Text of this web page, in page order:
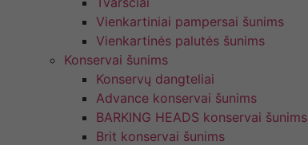
Vienkartiniai pampersai šunims
Vienkartinės palutės šunims
Konservai šunims
Konservų dangteliai
Advance konservai šunims
BARKING HEADS konservai šunims
Brit konservai šunims